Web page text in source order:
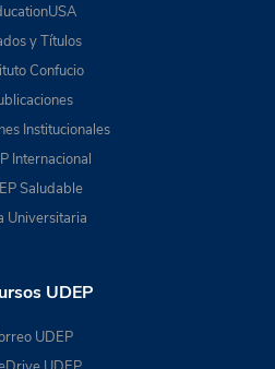
y Títulos
Confucio
Institucionales
Internacional
Saludable
Universitaria
UDEP
UDEP